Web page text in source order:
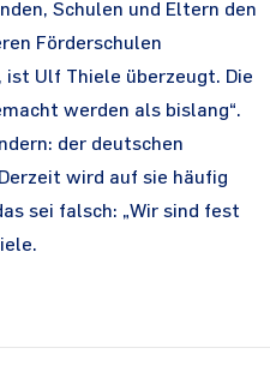
Schulen und Eltern den
Förderschulen
ist Ulf Thiele überzeugt. Die
werden als bislang“.
der deutschen
wird auf sie häufig
sei falsch: „Wir sind fest